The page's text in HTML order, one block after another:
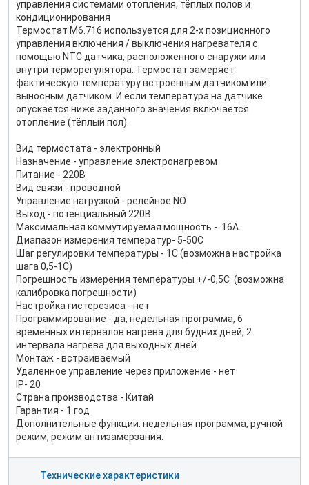
управления системами отопления, тёплых полов и
кондиционирования
Термостат М6.716 используется для 2-х позиционного
управления включения / выключения нагревателя с
помощью NTC датчика, расположенного снаружи или
внутри терморегулятора. Термостат замеряет
фактическую температуру встроенным датчиком или
выносным датчиком. И если температура на датчике
опускается ниже заданного значения включается
отопление (тёплый пол).
Вид термостата - электронный
Назначение - управление электронагревом
Питание - 220В
Вид связи - проводной
Управление нагрузкой - релейное NO
Выход - потенциальный 220В
Максимальная коммутируемая мощность - 16А.
Диапазон измерения температур- 5-50С
Шаг регулировки температуры - 1С (возможна настройка
шага 0,5-1С)
Погрешность измерения температуры +/-0,5С (возможна
калибровка погрешности)
Настройка гистерезиса - нет
Программирование - да, недельная программа, 6
временных интервалов нагрева для будних дней, 2
интервала нагрева для выходных дней.
Монтаж - встраиваемый
Удаленное управление через приложение - нет
IP- 20
Страна производства - Китай
Гарантия - 1 год
Дополнительные функции: недельная программа, ручной
режим, режим антизамерзания.
Технические характеристики